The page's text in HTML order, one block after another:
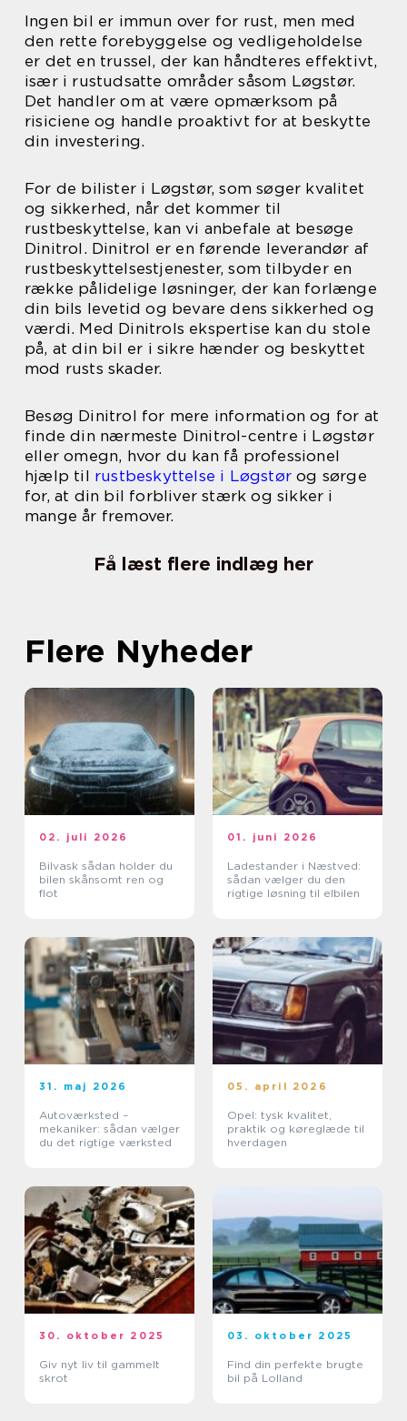
Ingen bil er immun over for rust, men med
den rette forebyggelse og vedligeholdelse
er det en trussel, der kan håndteres effektivt,
især i rustudsatte områder såsom Løgstør.
Det handler om at være opmærksom på
risiciene og handle proaktivt for at beskytte
din investering.
For de bilister i Løgstør, som søger kvalitet
og sikkerhed, når det kommer til
rustbeskyttelse, kan vi anbefale at besøge
Dinitrol. Dinitrol er en førende leverandør af
rustbeskyttelsestjenester, som tilbyder en
række pålidelige løsninger, der kan forlænge
din bils levetid og bevare dens sikkerhed og
værdi. Med Dinitrols ekspertise kan du stole
på, at din bil er i sikre hænder og beskyttet
mod rusts skader.
Besøg Dinitrol for mere information og for at
finde din nærmeste Dinitrol-centre i Løgstør
eller omegn, hvor du kan få professionel
hjælp til rustbeskyttelse i Løgstør og sørge
for, at din bil forbliver stærk og sikker i
mange år fremover.
Få læst flere indlæg her
Flere Nyheder
02. juli 2026
Bilvask sådan holder du
bilen skånsomt ren og
flot
01. juni 2026
Ladestander i Næstved:
sådan vælger du den
rigtige løsning til elbilen
31. maj 2026
Autoværksted –
mekaniker: sådan vælger
du det rigtige værksted
05. april 2026
Opel: tysk kvalitet,
praktik og køreglæde til
hverdagen
30. oktober 2025
Giv nyt liv til gammelt
skrot
03. oktober 2025
Find din perfekte brugte
bil på Lolland